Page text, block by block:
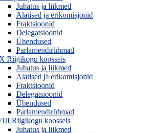
Juhatus ja liikmed
Alatised ja erikomisjonid
Fraktsioonid
Delegatsioonid
Ühendused
Parlamendirühmad
Riigikogu koosseis
Juhatus ja liikmed
Alatised ja erikomisjonid
Fraktsioonid
Delegatsioonid
Ühendused
Parlamendirühmad
Riigikogu koosseis
Juhatus ja liikmed